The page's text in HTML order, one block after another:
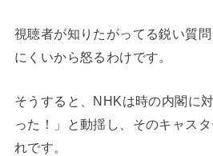
視聴者が知りたがってる鋭い質
にくいから怒るわけです。
そうすると、NHKは時の内閣に
った！」と動揺し、そのキャス
れです。